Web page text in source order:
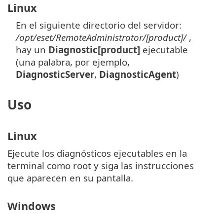
Linux
En el siguiente directorio del servidor:
/opt/eset/RemoteAdministrator/[product]/,
hay un Diagnostic[product] ejecutable
(una palabra, por ejemplo,
DiagnosticServer, DiagnosticAgent)
Uso
Linux
Ejecute los diagnósticos ejecutables en la
terminal como root y siga las instrucciones
que aparecen en su pantalla.
Windows